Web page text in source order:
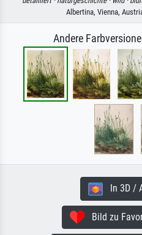
Albertina, Vienna,
Andere
In 3D /
Bild zu